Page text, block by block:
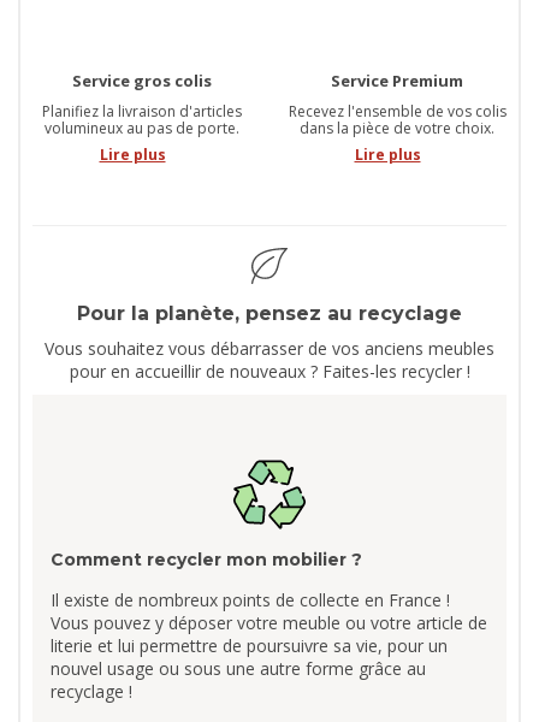
Service gros colis
Planifiez la livraison d'articles
volumineux au pas de porte.
Lire plus
Service Premium
Recevez l'ensemble de vos colis
dans la pièce de votre choix.
Lire plus
Pour la planète, pensez au recyclage
Vous souhaitez vous débarrasser de vos anciens meubles
pour en accueillir de nouveaux ? Faites-les recycler !
Comment recycler mon mobilier ?
Il existe de nombreux points de collecte en France !
Vous pouvez y déposer votre meuble ou votre article de
literie et lui permettre de poursuivre sa vie, pour un
nouvel usage ou sous une autre forme grâce au
recyclage !